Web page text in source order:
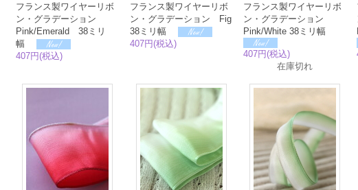
フランス製ワイヤーリボ
ン・グラデーション
Pink/Emerald 38ミリ
幅
407円(税込)
フランス製ワイヤーリボ
ン・グラデーション Fig
38ミリ幅
407円(税込)
フランス製ワイヤーリボ
ン・グラデーション
Pink/White 38ミリ幅
407円(税込)
在庫切れ